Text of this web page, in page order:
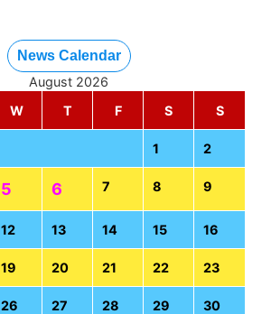
News Calendar
August 2026
W T F S S
1 2
5 6 7 8 9
12 13 14 15 16
19 20 21 22 23
26 27 28 29 30